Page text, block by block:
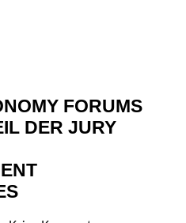
FORUMS
DER JURY